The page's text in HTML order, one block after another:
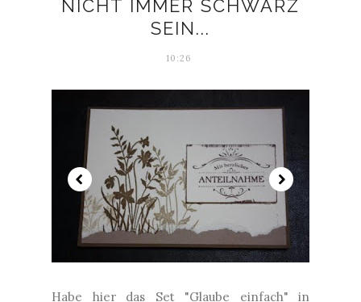
NICHT IMMER SCHWARZ
SEIN...
10:26
Habe hier das Set "Glaube einfach" in